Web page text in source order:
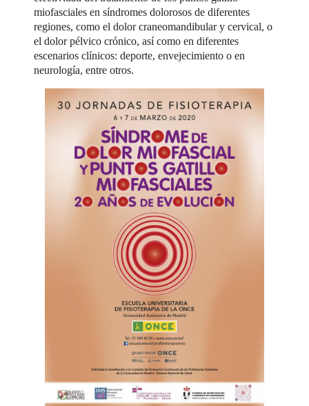
miofasciales en síndromes dolorosos de diferentes
regiones, como el dolor craneomandibular y cervical, o
el dolor pélvico crónico, así como en diferentes
escenarios clínicos: deporte, envejecimiento o en
neurología, entre otros.